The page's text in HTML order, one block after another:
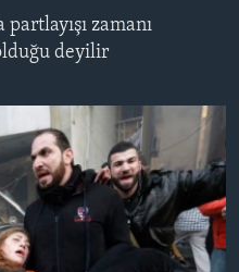
zamanı
deyilir